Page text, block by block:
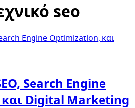
seo
Search Engine
Digital Marketing